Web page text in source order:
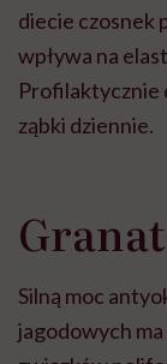
diecie czosnek
wpływa na
Profilaktycznie
ząbki dziennie.
Granat
Silną moc
jagodowych